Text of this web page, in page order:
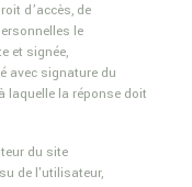
d’accès, de
le
et signée,
avec signature du
laquelle la réponse doit
du site
de l'utilisateur,